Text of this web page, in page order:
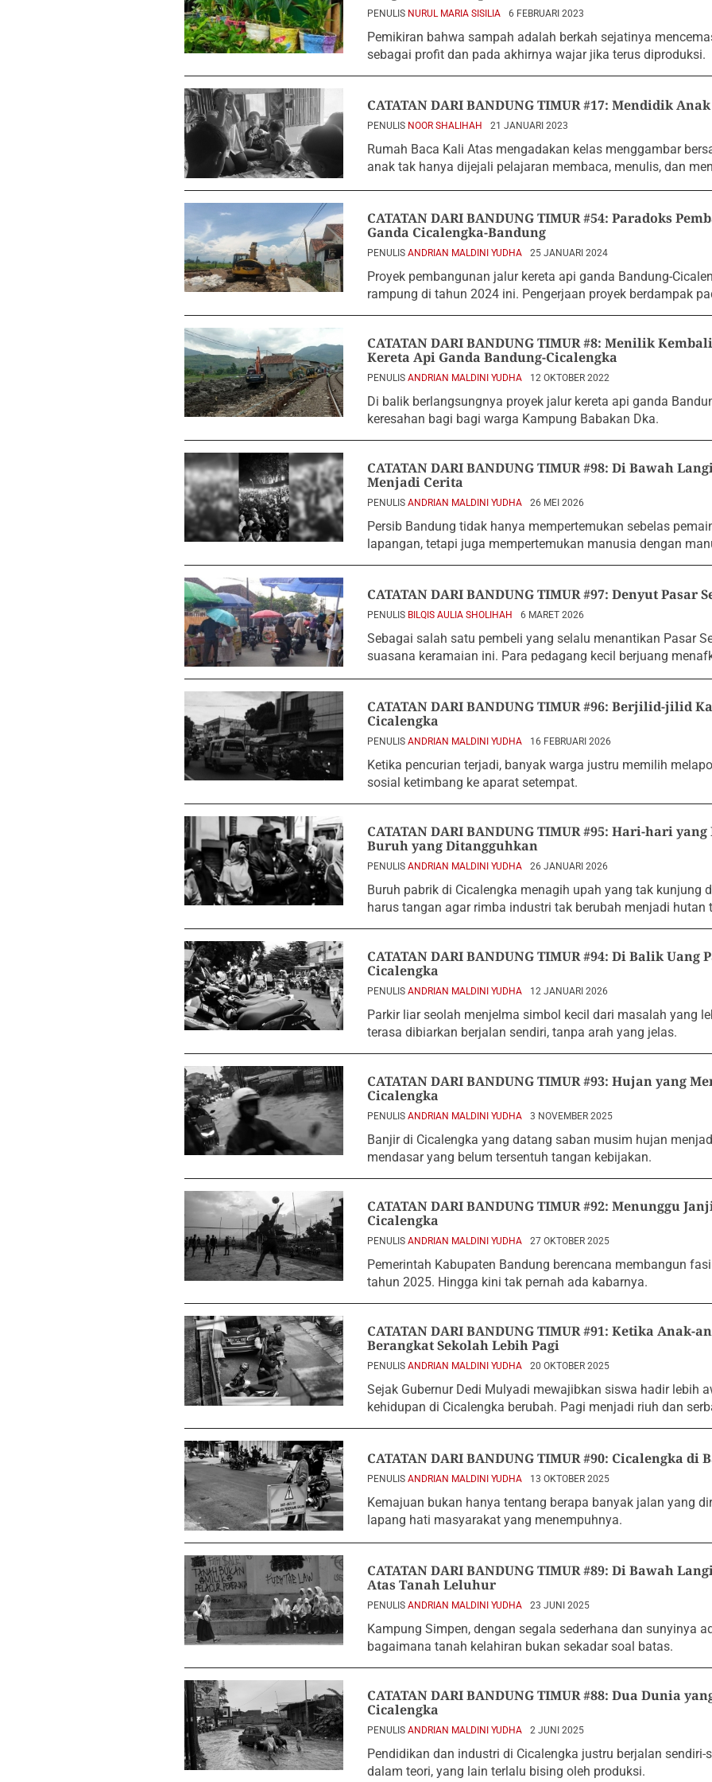
PENULIS NURUL MARIA SISILIA 6 FEBRUARI 2023
Pemikiran bahwa sampah adalah berkah sejatinya
sebagai profit dan pada akhirnya wajar jika terus diproduksi.
CATATAN DARI BANDUNG TIMUR #17: Mendidik
PENULIS NOOR SHALIHAH 21 JANUARI 2023
Rumah Baca Kali Atas mengadakan kelas menggambar
anak tak hanya dijejali pelajaran membaca, menulis, dan
CATATAN DARI BANDUNG TIMUR #54: Paradoks
Ganda Cicalengka-Bandung
PENULIS ANDRIAN MALDINI YUDHA 25 JANUARI 2024
Proyek pembangunan jalur kereta api ganda Bandung-
rampung di tahun 2024 ini. Pengerjaan proyek berdampak
CATATAN DARI BANDUNG TIMUR #8: Menilik
Kereta Api Ganda Bandung-Cicalengka
PENULIS ANDRIAN MALDINI YUDHA 12 OKTOBER 2022
Di balik berlangsungnya proyek jalur kereta api ganda
keresahan bagi bagi warga Kampung Babakan Dka.
CATATAN DARI BANDUNG TIMUR #98: Di Bawah
Menjadi Cerita
PENULIS ANDRIAN MALDINI YUDHA 26 MEI 2026
Persib Bandung tidak hanya mempertemukan sebelas
lapangan, tetapi juga mempertemukan manusia dengan
CATATAN DARI BANDUNG TIMUR #97: Denyut Pasar
PENULIS BILQIS AULIA SHOLIHAH 6 MARET 2026
Sebagai salah satu pembeli yang selalu menantikan Pasar
suasana keramaian ini. Para pedagang kecil berjuang
CATATAN DARI BANDUNG TIMUR #96: Berjilid-jilid
Cicalengka
PENULIS ANDRIAN MALDINI YUDHA 16 FEBRUARI 2026
Ketika pencurian terjadi, banyak warga justru memilih
sosial ketimbang ke aparat setempat.
CATATAN DARI BANDUNG TIMUR #95: Hari-hari
Buruh yang Ditangguhkan
PENULIS ANDRIAN MALDINI YUDHA 26 JANUARI 2026
Buruh pabrik di Cicalengka menagih upah yang tak kunjung
harus tangan agar rimba industri tak berubah menjadi hutan
CATATAN DARI BANDUNG TIMUR #94: Di Balik
Cicalengka
PENULIS ANDRIAN MALDINI YUDHA 12 JANUARI 2026
Parkir liar seolah menjelma simbol kecil dari masalah yang
terasa dibiarkan berjalan sendiri, tanpa arah yang jelas.
CATATAN DARI BANDUNG TIMUR #93: Hujan yang
Cicalengka
PENULIS ANDRIAN MALDINI YUDHA 3 NOVEMBER 2025
Banjir di Cicalengka yang datang saban musim hujan
mendasar yang belum tersentuh tangan kebijakan.
CATATAN DARI BANDUNG TIMUR #92: Menunggu
Cicalengka
PENULIS ANDRIAN MALDINI YUDHA 27 OKTOBER 2025
Pemerintah Kabupaten Bandung berencana membangun
tahun 2025. Hingga kini tak pernah ada kabarnya.
CATATAN DARI BANDUNG TIMUR #91: Ketika Anak-
Berangkat Sekolah Lebih Pagi
PENULIS ANDRIAN MALDINI YUDHA 20 OKTOBER 2025
Sejak Gubernur Dedi Mulyadi mewajibkan siswa hadir lebih
kehidupan di Cicalengka berubah. Pagi menjadi riuh dan
CATATAN DARI BANDUNG TIMUR #90: Cicalengka
PENULIS ANDRIAN MALDINI YUDHA 13 OKTOBER 2025
Kemajuan bukan hanya tentang berapa banyak jalan yang
lapang hati masyarakat yang menempuhnya.
CATATAN DARI BANDUNG TIMUR #89: Di Bawah
Atas Tanah Leluhur
PENULIS ANDRIAN MALDINI YUDHA 23 JUNI 2025
Kampung Simpen, dengan segala sederhana dan sunyinya
bagaimana tanah kelahiran bukan sekadar soal batas.
CATATAN DARI BANDUNG TIMUR #88: Dua Dunia
Cicalengka
PENULIS ANDRIAN MALDINI YUDHA 2 JUNI 2025
Pendidikan dan industri di Cicalengka justru berjalan
dalam teori, yang lain terlalu bising oleh produksi.